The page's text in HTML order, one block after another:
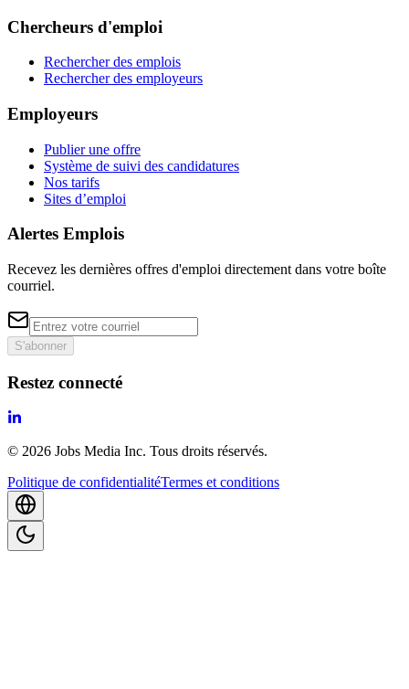
Chercheurs d'emploi
Rechercher des emplois
Rechercher des employeurs
Employeurs
Publier une offre
Système de suivi des candidatures
Nos tarifs
Sites d’emploi
Alertes Emplois
Recevez les dernières offres d'emploi directement dans votre boîte
courriel.
S'abonner
Restez connecté
© 2026 Jobs Media Inc. Tous droits réservés.
Politique de confidentialitéTermes et conditions